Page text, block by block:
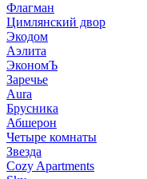
Флагман
Цимлянский двор
Экодом
Аэлита
ЭкономЪ
Заречье
Aura
Брусника
Абшерон
Четыре комнаты
Звезда
Cozy Apartments